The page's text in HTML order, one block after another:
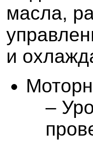
масла,
и
–